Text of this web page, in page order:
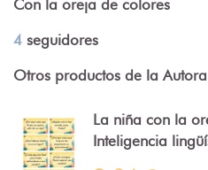
Con la oreja de colores
4 seguidores
Otros productos de la Autora
La niña con la
Inteligencia